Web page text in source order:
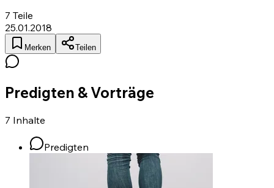
7 Teile
25.01.2018
Merken Teilen
Predigten & Vorträge
7 Inhalte
Predigten